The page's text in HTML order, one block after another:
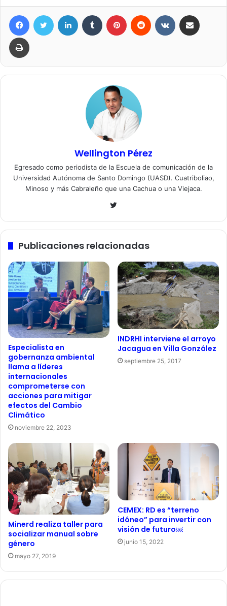
FacebookTwitter LinkedIn Tumblr Pinterest Reddit VKontakte
Imprimir
Wellington Pérez
Egresado como periodista de la Escuela de comunicación de la
Universidad Autónoma de Santo Domingo (UASD). Cuatriboliao,
Minoso y más Cabraleño que una Cachua o una Viejaca.
Twitter
Publicaciones relacionadas
Especialista en
gobernanza ambiental
llama a líderes
internacionales
comprometerse con
acciones para mitigar
efectos del Cambio
Climático
noviembre 22, 2023
INDRHI interviene el arroyo
Jacagua en Villa González
septiembre 25, 2017
Minerd realiza taller para
socializar manual sobre
género
mayo 27, 2019
CEMEX: RD es “terreno
idóneo” para invertir con
visión de futuro￼
junio 15, 2022